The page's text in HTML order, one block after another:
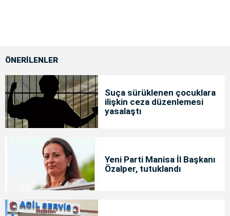
ÖNERİLENLER
Suça sürüklenen çocuklara
ilişkin ceza düzenlemesi
yasalaştı
Yeni Parti Manisa İl Başkanı
Özalper, tutuklandı